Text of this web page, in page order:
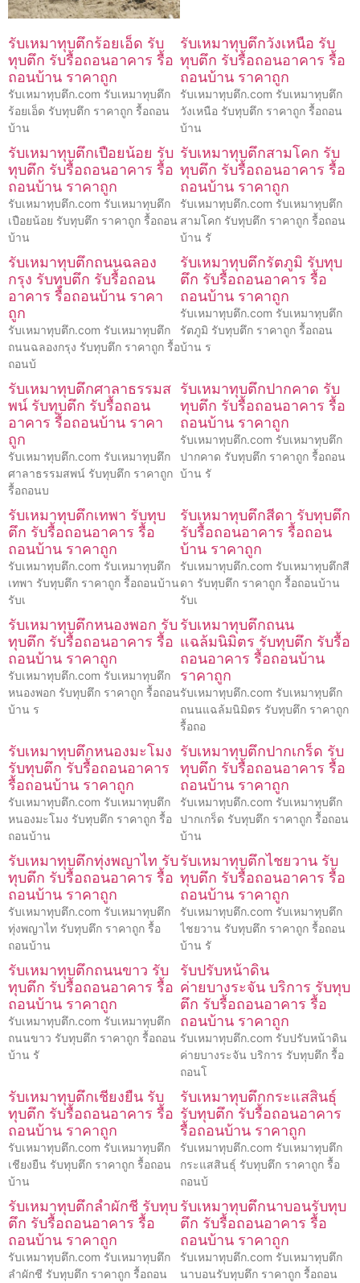
รับเหมาทุบตึกร้อยเอ็ด รับ
ทุบตึก รับรื้อถอนอาคาร รื้อ
ถอนบ้าน ราคาถูก
รับเหมาทุบตึก.com รับเหมาทุบตึก
ร้อยเอ็ด รับทุบตึก ราคาถูก รื้อถอน
บ้าน
รับเหมาทุบตึกวังเหนือ รับ
ทุบตึก รับรื้อถอนอาคาร รื้อ
ถอนบ้าน ราคาถูก
รับเหมาทุบตึก.com รับเหมาทุบตึก
วังเหนือ รับทุบตึก ราคาถูก รื้อถอน
บ้าน
รับเหมาทุบตึกเปือยน้อย รับ
ทุบตึก รับรื้อถอนอาคาร รื้อ
ถอนบ้าน ราคาถูก
รับเหมาทุบตึก.com รับเหมาทุบตึก
เปือยน้อย รับทุบตึก ราคาถูก รื้อถอน
บ้าน
รับเหมาทุบตึกสามโคก รับ
ทุบตึก รับรื้อถอนอาคาร รื้อ
ถอนบ้าน ราคาถูก
รับเหมาทุบตึก.com รับเหมาทุบตึก
สามโคก รับทุบตึก ราคาถูก รื้อถอน
บ้าน รั
รับเหมาทุบตึกถนนฉลอง
กรุง รับทุบตึก รับรื้อถอน
อาคาร รื้อถอนบ้าน ราคา
ถูก
รับเหมาทุบตึก.com รับเหมาทุบตึก
ถนนฉลองกรุง รับทุบตึก ราคาถูก รื้อ
ถอนบ้
รับเหมาทุบตึกรัตภูมิ รับทุบ
ตึก รับรื้อถอนอาคาร รื้อ
ถอนบ้าน ราคาถูก
รับเหมาทุบตึก.com รับเหมาทุบตึก
รัตภูมิ รับทุบตึก ราคาถูก รื้อถอน
บ้าน ร
รับเหมาทุบตึกศาลาธรรมส
พน์ รับทุบตึก รับรื้อถอน
อาคาร รื้อถอนบ้าน ราคา
ถูก
รับเหมาทุบตึก.com รับเหมาทุบตึก
ศาลาธรรมสพน์ รับทุบตึก ราคาถูก
รื้อถอนบ
รับเหมาทุบตึกปากคาด รับ
ทุบตึก รับรื้อถอนอาคาร รื้อ
ถอนบ้าน ราคาถูก
รับเหมาทุบตึก.com รับเหมาทุบตึก
ปากคาด รับทุบตึก ราคาถูก รื้อถอน
บ้าน รั
รับเหมาทุบตึกเทพา รับทุบ
ตึก รับรื้อถอนอาคาร รื้อ
ถอนบ้าน ราคาถูก
รับเหมาทุบตึก.com รับเหมาทุบตึก
เทพา รับทุบตึก ราคาถูก รื้อถอนบ้าน
รับเ
รับเหมาทุบตึกสีดา รับทุบตึก
รับรื้อถอนอาคาร รื้อถอน
บ้าน ราคาถูก
รับเหมาทุบตึก.com รับเหมาทุบตึกสี
ดา รับทุบตึก ราคาถูก รื้อถอนบ้าน
รับเ
รับเหมาทุบตึกหนองพอก รับ
ทุบตึก รับรื้อถอนอาคาร รื้อ
ถอนบ้าน ราคาถูก
รับเหมาทุบตึก.com รับเหมาทุบตึก
หนองพอก รับทุบตึก ราคาถูก รื้อถอน
บ้าน ร
รับเหมาทุบตึกถนน
แฉล้มนิมิตร รับทุบตึก รับรื้อ
ถอนอาคาร รื้อถอนบ้าน
ราคาถูก
รับเหมาทุบตึก.com รับเหมาทุบตึก
ถนนแฉล้มนิมิตร รับทุบตึก ราคาถูก
รื้อถอ
รับเหมาทุบตึกหนองมะโมง
รับทุบตึก รับรื้อถอนอาคาร
รื้อถอนบ้าน ราคาถูก
รับเหมาทุบตึก.com รับเหมาทุบตึก
หนองมะโมง รับทุบตึก ราคาถูก รื้อ
ถอนบ้าน
รับเหมาทุบตึกปากเกร็ด รับ
ทุบตึก รับรื้อถอนอาคาร รื้อ
ถอนบ้าน ราคาถูก
รับเหมาทุบตึก.com รับเหมาทุบตึก
ปากเกร็ด รับทุบตึก ราคาถูก รื้อถอน
บ้าน
รับเหมาทุบตึกทุ่งพญาไท รับ
ทุบตึก รับรื้อถอนอาคาร รื้อ
ถอนบ้าน ราคาถูก
รับเหมาทุบตึก.com รับเหมาทุบตึก
ทุ่งพญาไท รับทุบตึก ราคาถูก รื้อ
ถอนบ้าน
รับเหมาทุบตึกไชยวาน รับ
ทุบตึก รับรื้อถอนอาคาร รื้อ
ถอนบ้าน ราคาถูก
รับเหมาทุบตึก.com รับเหมาทุบตึก
ไชยวาน รับทุบตึก ราคาถูก รื้อถอน
บ้าน รั
รับเหมาทุบตึกถนนขาว รับ
ทุบตึก รับรื้อถอนอาคาร รื้อ
ถอนบ้าน ราคาถูก
รับเหมาทุบตึก.com รับเหมาทุบตึก
ถนนขาว รับทุบตึก ราคาถูก รื้อถอน
บ้าน รั
รับปรับหน้าดิน
ค่ายบางระจัน บริการ รับทุบ
ตึก รับรื้อถอนอาคาร รื้อ
ถอนบ้าน ราคาถูก
รับเหมาทุบตึก.com รับปรับหน้าดิน
ค่ายบางระจัน บริการ รับทุบตึก รื้อ
ถอนโ
รับเหมาทุบตึกเชียงยืน รับ
ทุบตึก รับรื้อถอนอาคาร รื้อ
ถอนบ้าน ราคาถูก
รับเหมาทุบตึก.com รับเหมาทุบตึก
เชียงยืน รับทุบตึก ราคาถูก รื้อถอน
บ้าน
รับเหมาทุบตึกกระแสสินธุ์
รับทุบตึก รับรื้อถอนอาคาร
รื้อถอนบ้าน ราคาถูก
รับเหมาทุบตึก.com รับเหมาทุบตึก
กระแสสินธุ์ รับทุบตึก ราคาถูก รื้อ
ถอนบ้
รับเหมาทุบตึกลำผักชี รับทุบ
ตึก รับรื้อถอนอาคาร รื้อ
ถอนบ้าน ราคาถูก
รับเหมาทุบตึก.com รับเหมาทุบตึก
ลำผักชี รับทุบตึก ราคาถูก รื้อถอน
รับเหมาทุบตึกนาบอนรับทุบ
ตึก รับรื้อถอนอาคาร รื้อ
ถอนบ้าน ราคาถูก
รับเหมาทุบตึก.com รับเหมาทุบตึก
นาบอนรับทุบตึก ราคาถูก รื้อถอน